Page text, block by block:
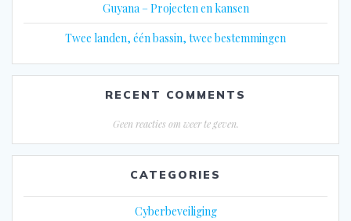
Guyana – Projecten en kansen
Twee landen, één bassin, twee bestemmingen
RECENT COMMENTS
Geen reacties om weer te geven.
CATEGORIES
Cyberbeveiliging